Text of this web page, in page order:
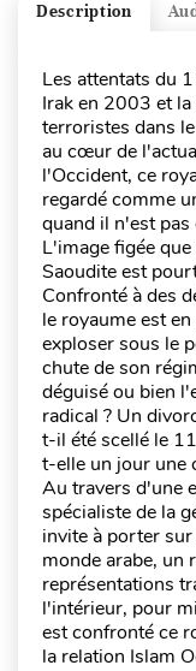
Description
Les attentats du
Irak en 2003 et
terroristes dans
au cœur de
l'Occident, ce
regardé comme
quand il n'est
L'image figée
Saoudite est
Confronté à des
le royaume est
exploser sous le
chute de son
déguisé ou bien
radical ? Un
t-il été scellé le
t-elle un jour une
Au travers d'une
spécialiste de la
invite à porter
monde arabe, un
représentations
l'intérieur, pour
est confronté ce
la relation Islam